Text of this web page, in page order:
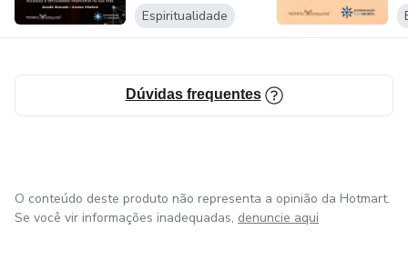
Espiritualidade
Dúvidas frequentes
O conteúdo deste produto não representa a opinião da Hotmart.
Se você vir informações inadequadas, denuncie aqui